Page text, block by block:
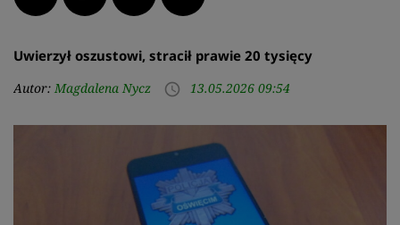
Uwierzył oszustowi, stracił prawie 20 tysięcy
Autor: Magdalena Nycz access_time 13.05.2026 09:54